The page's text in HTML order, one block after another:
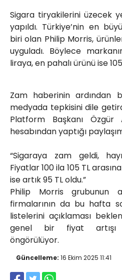
Sigara tiryakilerini üzecek
yapıldı. Türkiye’nin en
biri olan Philip Morris,
uyguladı. Böylece
liraya, en pahalı ürünü ise
Zam haberinin ardından
medyada tepkisini dile
Platform Başkanı
hesabından yaptığı
“Sigaraya zam geldi,
Fiyatlar 100 ila 105 TL
ise artık 95 TL oldu.”
Philip Morris grubunun
firmalarının da bu hafta
listelerini açıklaması
genel bir fiyat artışı
öngörülüyor.
Güncelleme: 16 Ekim 2025 11:41
KOCAELİ